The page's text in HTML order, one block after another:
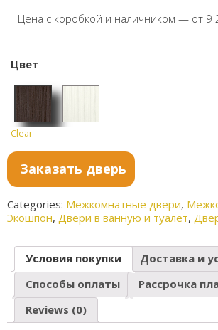
Цена с коробкой и наличником — от 9
Цвет
Венге
Clear
Заказать дверь
Categories: Межкомнатные двери,
Экошпон, Двери в ванную и туалет,
Условия покупки
Доставка и
Способы оплаты
Рассрочка
Reviews (0)